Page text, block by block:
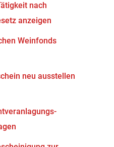
nach
anzeigen
Weinfonds
neu ausstellen